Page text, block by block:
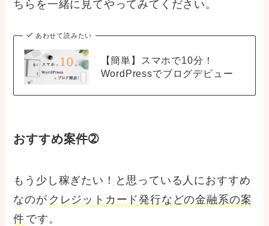
ちらを一緒に見てやってみてください。
あわせて読みたい
【簡単】スマホで10分！
WordPressでブログデビュー
おすすめ案件➁
もう少し稼ぎたい！と思っている人におすすめ
なのが クレジットカード発行などの金融系の案
件 です。